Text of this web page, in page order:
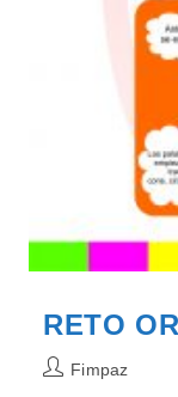
RETO
AutorFimpaz